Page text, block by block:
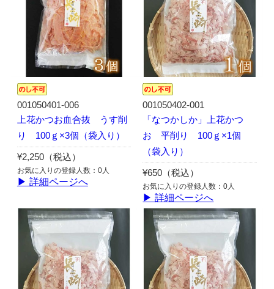
001050401-006
上花かつお血合抜 うす削
り 100ｇ×3個（袋入り）
¥2,250（税込）
お気に入りの登録人数：0人
▶ 詳細ページへ
001050402-001
「なつかしか」上花かつ
お 平削り 100ｇ×1個
（袋入り）
¥650（税込）
お気に入りの登録人数：0人
▶ 詳細ページへ